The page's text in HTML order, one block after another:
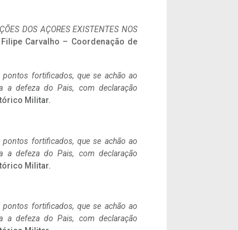
DOS AÇORES EXISTENTES NOS
Carvalho – Coordenação de
fortificados, que se achão ao
a defeza do Pais, com declaração
Militar.
fortificados, que se achão ao
a defeza do Pais, com declaração
Militar.
fortificados, que se achão ao
a defeza do Pais, com declaração